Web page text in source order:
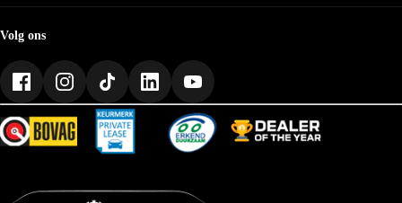
Occasions Emmen
Occasions Hengelo
Occasions Rijssen
Occasions Zwolle (Renault & Dacia)
Occasions Zwolle (Nissan & Mitsubishi)
Nissan occasions
Mitsubishi occasions
Volg ons